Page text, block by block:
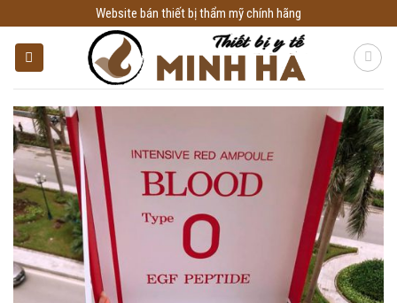
to
content
Website bán thiết bị thẩm mỹ chính hãng